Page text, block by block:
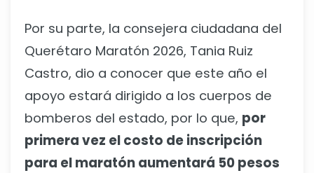
Por su parte, la consejera ciudadana del
Querétaro Maratón 2026, Tania Ruiz
Castro, dio a conocer que este año el
apoyo estará dirigido a los cuerpos de
bomberos del estado, por lo que, por
primera vez el costo de inscripción
para el maratón aumentará 50 pesos